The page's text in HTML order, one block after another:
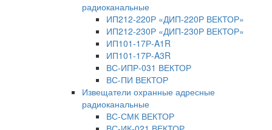
радиоканальные
ИП212-220Р «ДИП-220Р ВЕКТОР»
ИП212-230Р «ДИП-230Р ВЕКТОР»
ИП101-17Р-A1R
ИП101-17Р-A3R
ВС-ИПР-031 ВЕКТОР
ВС-ПИ ВЕКТОР
Извещатели охранные адресные
радиоканальные
ВС-СМК ВЕКТОР